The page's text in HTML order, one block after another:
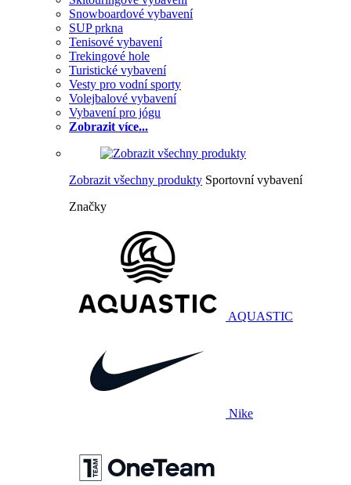
Snowboardové vybavení
SUP prkna
Tenisové vybavení
Trekingové hole
Turistické vybavení
Vesty pro vodní sporty
Volejbalové vybavení
Vybavení pro jógu
Zobrazit více...
Zobrazit všechny produkty Sportovní vybavení
Značky
AQUASTIC
Nike